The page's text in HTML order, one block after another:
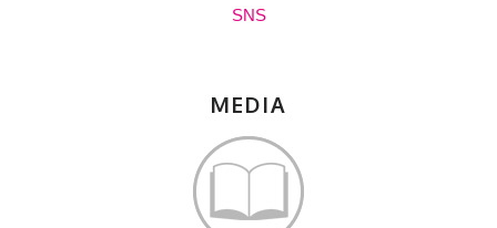
SNS
MEDIA